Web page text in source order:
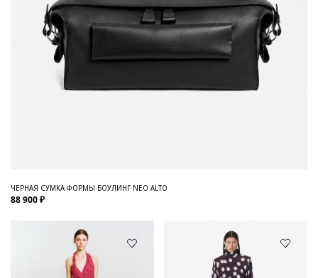
ЧЕРНАЯ СУМКА ФОРМЫ БОУЛИНГ NEO ALTO
88 900 ₽